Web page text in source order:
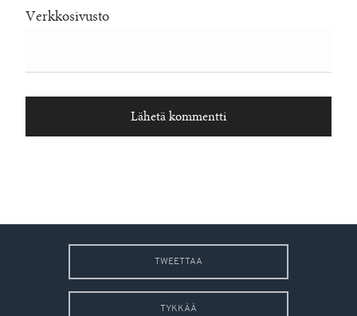
Verkkosivusto
TWEETTAA
TYKKÄÄ